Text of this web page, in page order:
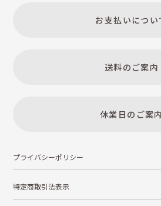
お支払いについ
送料のご案内
休業日のご案内
プライバシーポリシー
特定商取引法表示